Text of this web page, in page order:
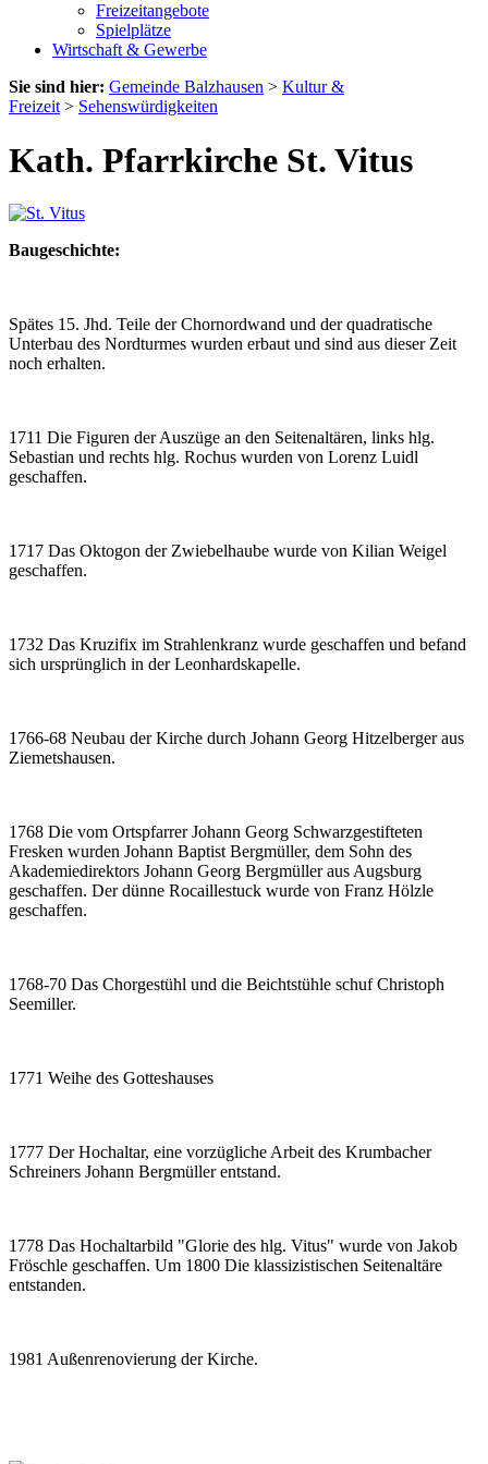
Freizeitangebote
Spielplätze
Wirtschaft & Gewerbe
Sie sind hier: Gemeinde Balzhausen > Kultur &
Freizeit > Sehenswürdigkeiten
Kath. Pfarrkirche St. Vitus
Baugeschichte:
Spätes 15. Jhd. Teile der Chornordwand und der quadratische
Unterbau des Nordturmes wurden erbaut und sind aus dieser Zeit
noch erhalten.
1711 Die Figuren der Auszüge an den Seitenaltären, links hlg.
Sebastian und rechts hlg. Rochus wurden von Lorenz Luidl
geschaffen.
1717 Das Oktogon der Zwiebelhaube wurde von Kilian Weigel
geschaffen.
1732 Das Kruzifix im Strahlenkranz wurde geschaffen und befand
sich ursprünglich in der Leonhardskapelle.
1766-68 Neubau der Kirche durch Johann Georg Hitzelberger aus
Ziemetshausen.
1768 Die vom Ortspfarrer Johann Georg Schwarzgestifteten
Fresken wurden Johann Baptist Bergmüller, dem Sohn des
Akademiedirektors Johann Georg Bergmüller aus Augsburg
geschaffen. Der dünne Rocaillestuck wurde von Franz Hölzle
geschaffen.
1768-70 Das Chorgestühl und die Beichtstühle schuf Christoph
Seemiller.
1771 Weihe des Gotteshauses
1777 Der Hochaltar, eine vorzügliche Arbeit des Krumbacher
Schreiners Johann Bergmüller entstand.
1778 Das Hochaltarbild "Glorie des hlg. Vitus" wurde von Jakob
Fröschle geschaffen. Um 1800 Die klassizistischen Seitenaltäre
entstanden.
1981 Außenrenovierung der Kirche.